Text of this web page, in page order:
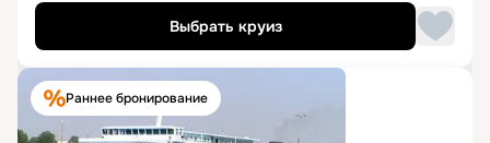
Выбрать круиз
Раннее бронирование